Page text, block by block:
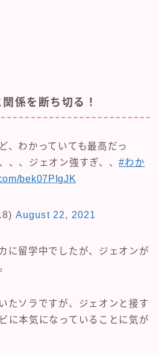
係を断ち切る！
、わかっていても最高だっ
、、ジェオン強すぎ、、#わか
bek07PIgJK
August 22, 2021
に留学中でしたが、ジェオンが
たソラですが、ジェオンと接す
に本気になっていることに気が